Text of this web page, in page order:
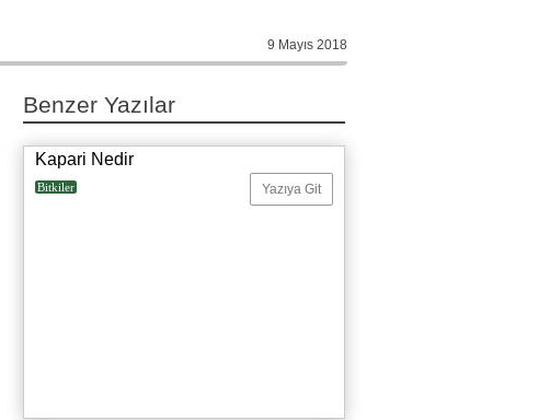
9 Mayıs 2018
Benzer Yazılar
Kapari Nedir
Bitkiler Yazıya Git